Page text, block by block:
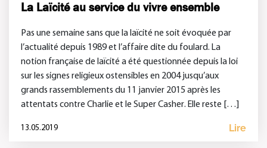
La Laïcité au service du vivre ensemble
Pas une semaine sans que la laïcité ne soit évoquée par
l’actualité depuis 1989 et l’affaire dite du foulard. La
notion française de laïcité a été questionnée depuis la loi
sur les signes religieux ostensibles en 2004 jusqu’aux
grands rassemblements du 11 janvier 2015 après les
attentats contre Charlie et le Super Casher. Elle reste […]
13.05.2019 Lire